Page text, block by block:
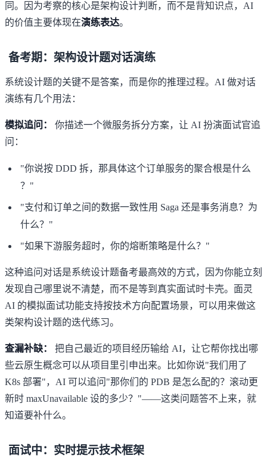
同。因为考察的核心是架构设计判断，而不是背知识点，AI
的价值主要体现在演练表达。
备考期：架构设计题对话演练
系统设计题的关键不是答案，而是你的推理过程。AI 做对话
演练有几个用法：
模拟追问：
你描述一个微服务拆分方案，让 AI 扮演面试官追
问：
"你说按 DDD 拆，那具体这个订单服务的聚合根是什么
？"
"支付和订单之间的数据一致性用 Saga 还是事务消息？为
什么？"
"如果下游服务超时，你的熔断策略是什么？"
这种追问对话是系统设计题备考最高效的方式，因为你能立刻
发现自己哪里说不清楚，而不是等到真实面试时卡壳。 面灵
AI 的模拟面试功能支持按技术方向配置场景，可以用来做这
类架构设计题的迭代练习。
查漏补缺：
把自己最近的项目经历输给 AI，让它帮你找出哪
些云原生概念可以从项目里引申出来。比如你说"我们用了
K8s 部署"，AI 可以追问"那你们的 PDB 是怎么配的？滚动更
新时 maxUnavailable 设的多少？"——这类问题答不上来，就
知道要补什么。
面试中：实时提示技术框架